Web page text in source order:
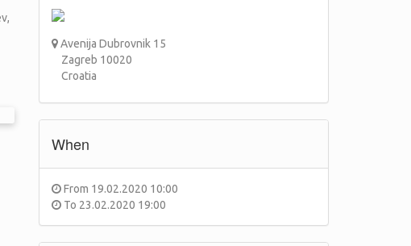
Avenija Dubrovnik 15
Zagreb 10020
Croatia
When
From 19.02.2020 10:00
To 23.02.2020 19:00